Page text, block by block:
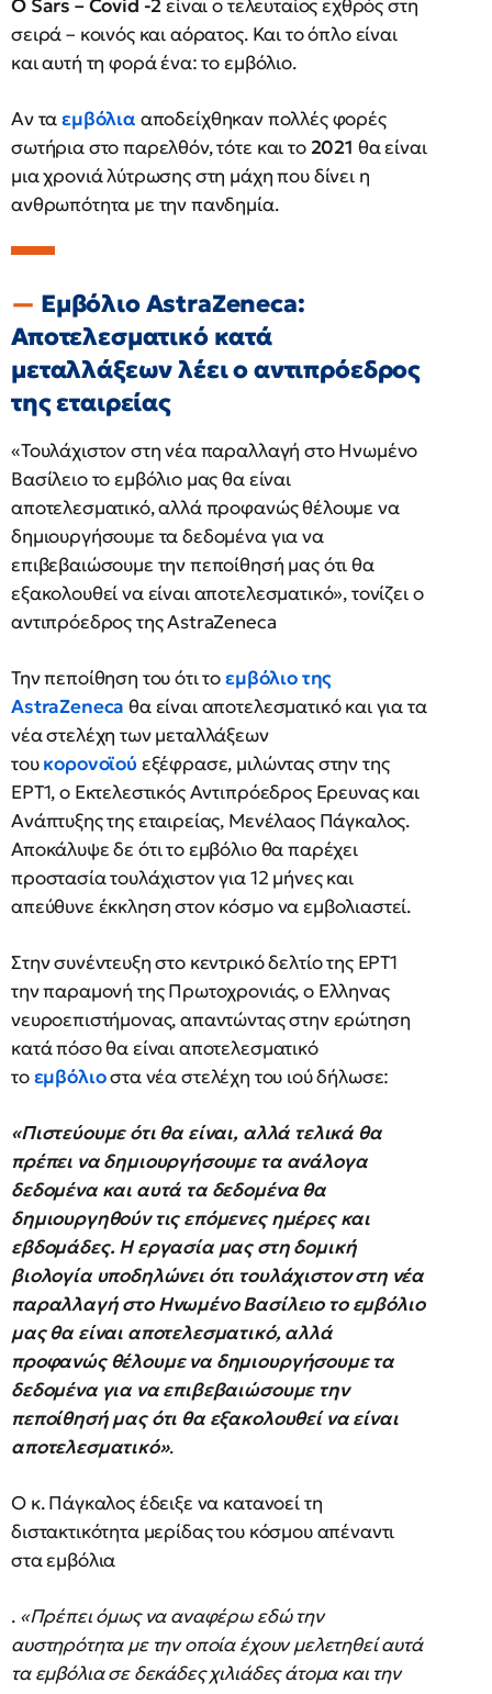
Ο Sars – Covid -2είναι ο τελευταίος εχθρός στη
σειρά – κοινός και αόρατος. Και το όπλο είναι
και αυτή τη φορά ένα: το εμβόλιο.
Αν ταεμβόλια αποδείχθηκαν πολλές φορές
σωτήρια στο παρελθόν, τότε και το 2021 θα είναι
μια χρονιά λύτρωσης στη μάχη που δίνει η
ανθρωπότητα με την πανδημία.
Εμβόλιο AstraZeneca:
Αποτελεσματικό κατά
μεταλλάξεων λέει ο αντιπρόεδρος
της εταιρείας
«Τουλάχιστον στη νέα παραλλαγή στο Ηνωμένο
Βασίλειο το εμβόλιο μας θα είναι
αποτελεσματικό, αλλά προφανώς θέλουμε να
δημιουργήσουμε τα δεδομένα για να
επιβεβαιώσουμε την πεποίθησή μας ότι θα
εξακολουθεί να είναι αποτελεσματικό», τονίζει ο
αντιπρόεδρος της AstraZeneca
Την πεποίθηση του ότι τοεμβόλιο της
AstraZeneca θα είναι αποτελεσματικό και για τα
νέα στελέχη των μεταλλάξεων
τουκορονοϊού εξέφρασε, μιλώντας στην της
ΕΡΤ1, ο Εκτελεστικός Αντιπρόεδρος Eρευνας και
Ανάπτυξης της εταιρείας, Μενέλαος Πάγκαλος.
Αποκάλυψε δε ότι το εμβόλιο θα παρέχει
προστασία τουλάχιστον για 12 μήνες και
απεύθυνε έκκληση στον κόσμο να εμβολιαστεί.
Στην συνέντευξη στο κεντρικό δελτίο της ΕΡΤ1
την παραμονή της Πρωτοχρονιάς, ο Ελληνας
νευροεπιστήμονας, απαντώντας στην ερώτηση
κατά πόσο θα είναι αποτελεσματικό
τοεμβόλιοστα νέα στελέχη του ιού δήλωσε:
«Πιστεύουμε ότι θα είναι, αλλά τελικά θα
πρέπει να δημιουργήσουμε τα ανάλογα
δεδομένα και αυτά τα δεδομένα θα
δημιουργηθούν τις επόμενες ημέρες και
εβδομάδες. Η εργασία μας στη δομική
βιολογία υποδηλώνει ότι τουλάχιστον στη νέα
παραλλαγή στο Ηνωμένο Βασίλειο το εμβόλιο
μας θα είναι αποτελεσματικό, αλλά
προφανώς θέλουμε να δημιουργήσουμε τα
δεδομένα για να επιβεβαιώσουμε την
πεποίθησή μας ότι θα εξακολουθεί να είναι
αποτελεσματικό».
Ο κ. Πάγκαλος έδειξε να κατανοεί τη
διστακτικότητα μερίδας του κόσμου απέναντι
στα εμβόλια
.«Πρέπει όμως να αναφέρω εδώ την
αυστηρότητα με την οποία έχουν μελετηθεί αυτά
τα εμβόλια σε δεκάδες χιλιάδες άτομα και την